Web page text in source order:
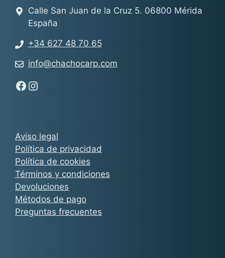
Aviso legal
Política de privacidad
Política de cookies
Términos y condiciones
Devoluciones
Métodos de pago
Preguntas frecuentes
Calle San Juan de la Cruz 5. 06800 Mérida
España
+34 627 48 70 65
info@chachocarp.com
Síguenos en Facebook - Chachocarp
Síguenos en Instagram - Chachocarp